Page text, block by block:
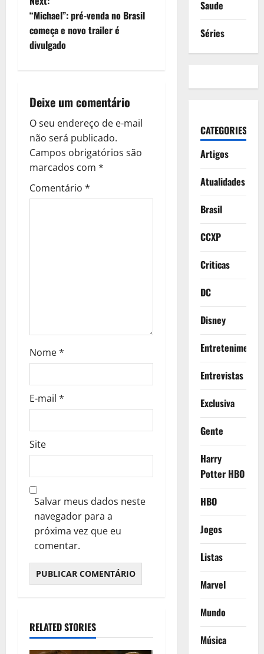
s
t
a
v
i
g
a
“Michael”: pré-venda no Brasil
começa e novo trailer é
divulgado
Deixe um comentário
O seu endereço de e-mail
não será publicado.
Campos obrigatórios são
marcados com *
Comentário *
Nome*
E-mail *
Site
Salvar meus dados neste
navegador para a
próxima vez que eu
comentar.
RELATED STORIES
Saude
Séries
CATEGORIES
Artigos
Atualidades
Brasil
CCXP
Criticas
DC
Disney
Entretenimento
Entrevistas
Exclusiva
Gente
Harry
Potter HBO
HBO
Jogos
Listas
Marvel
Mundo
Música